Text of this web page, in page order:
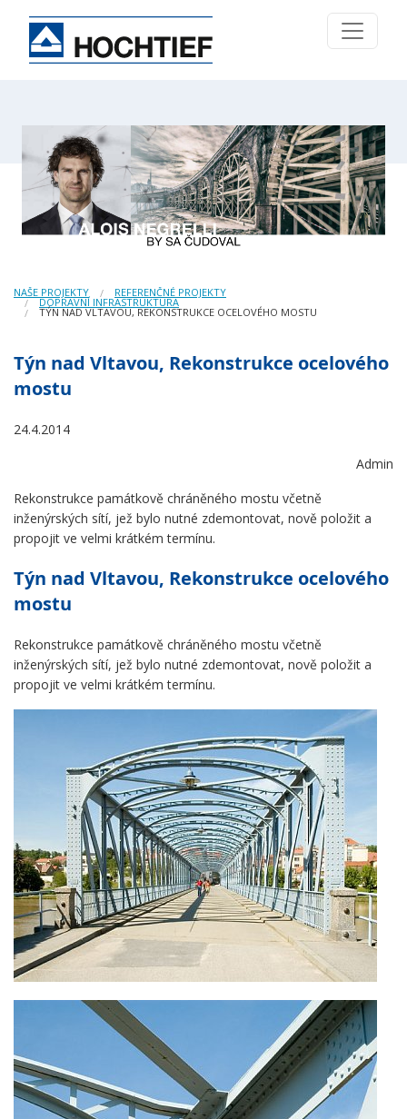
NAŠE PROJEKTY REFERENČNÉ PROJEKTY
DOPRAVNÍ INFRASTRUKTURA
TÝN NAD VLTAVOU, REKONSTRUKCE OCELOVÉHO MOSTU
Týn nad Vltavou, Rekonstrukce ocelového
mostu
24.4.2014
Admin
Rekonstrukce památkově chráněného mostu včetně
inženýrských sítí, jež bylo nutné zdemontovat, nově položit a
propojit ve velmi krátkém termínu.
Týn nad Vltavou, Rekonstrukce ocelového
mostu
Rekonstrukce památkově chráněného mostu včetně
inženýrských sítí, jež bylo nutné zdemontovat, nově položit a
propojit ve velmi krátkém termínu.